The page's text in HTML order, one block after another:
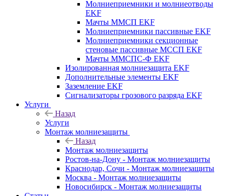
Молниеприемники и молниеотводы
EKF
Мачты ММСП EKF
Молниеприемники пассивные EKF
Молниеприемники секционные
стеновые пассивные МССП EKF
Мачты ММСПС-Ф EKF
Изолированная молниезащита EKF
Дополнительные элементы EKF
Заземление EKF
Сигнализаторы грозового разряда EKF
Услуги
Назад
Услуги
Монтаж молниезащиты
Назад
Монтаж молниезащиты
Ростов-на-Дону - Монтаж молниезащиты
Краснодар, Сочи - Монтаж молниезащиты
Москва - Монтаж молниезащиты
Новосибирск - Монтаж молниезащиты